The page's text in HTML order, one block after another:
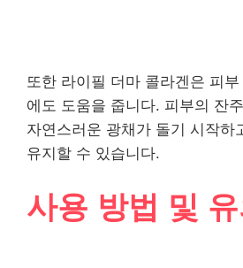
또한 라이필 더마 콜라겐은 피
에도 도움을 줍니다. 피부의 잔
자연스러운 광채가 돌기 시작하
유지할 수 있습니다.
사용 방법 및